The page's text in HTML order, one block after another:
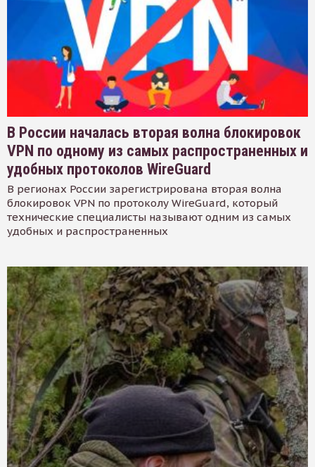
В России началась вторая волна блокировок
VPN по одному из самых распространенных и
удобных протоколов WireGuard
В регионах России зарегистрирована вторая волна
блокировок VPN по протоколу WireGuard, который
технические специалисты называют одним из самых
удобных и распространенных